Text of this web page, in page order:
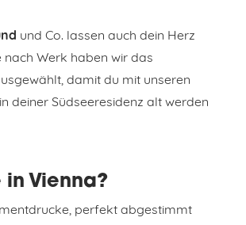
und Co. lassen auch dein Herz
nach Werk haben wir das
damit du mit unseren
deiner Südseeresidenz alt werden
in Vienna?
perfekt abgestimmt